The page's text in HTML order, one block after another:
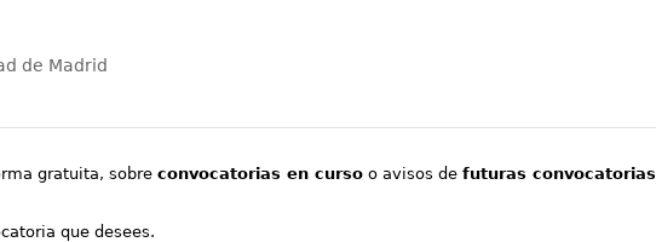
de Madrid
gratuita, sobreconvocatorias en curso o avisos defuturas convocatorias
que desees.